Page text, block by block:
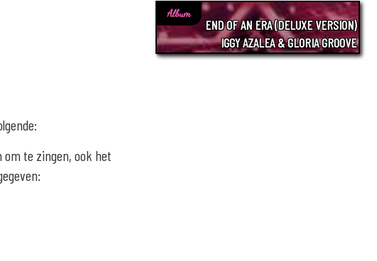
om te zingen, ook het
Album
END OF AN ERA (DELUXE VERSION)
IGGY AZALEA & GLORIA GROOVE